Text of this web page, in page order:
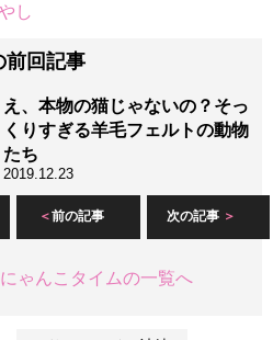
し
前回記事
え、本物の猫じゃないの？そっ
くりすぎる羊毛フェルトの動物
たち
2019.12.23
前の記事 次の記事
ゃんこタイムの一覧へ